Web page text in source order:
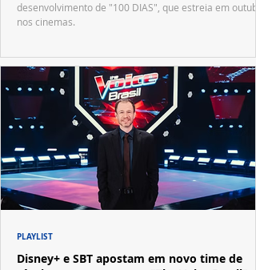
desenvolvimento de "100 DIAS", que estreia em
nos cinemas.
Disney+ e SBT apostam em novo time de
PLAYLIST